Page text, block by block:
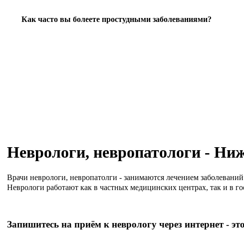
Как часто вы болеете простудными заболеваниями?
Неврологи, невропатологи -
Врачи неврологи, невропатолги - занимаются лечением
Неврологи работают как в частных медицинских центрах, так и в
Запишитесь на приём к неврологу через интернет -